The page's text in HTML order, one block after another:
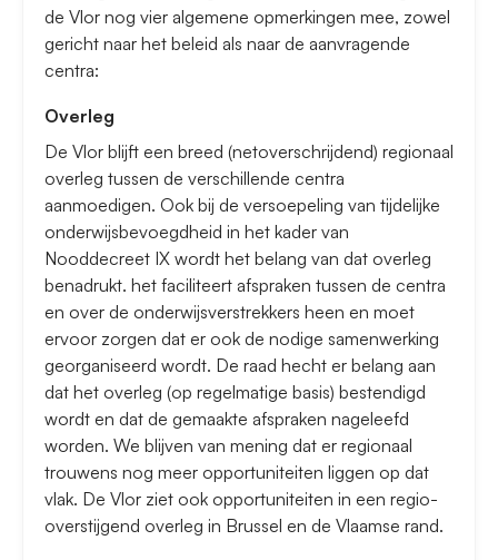
de Vlor nog vier algemene opmerkingen mee, zowel
gericht naar het beleid als naar de aanvragende
centra:
Overleg
De Vlor blijft een breed (netoverschrijdend) regionaal
overleg tussen de verschillende centra
aanmoedigen. Ook bij de versoepeling van tijdelijke
onderwijsbevoegdheid in het kader van
Nooddecreet IX wordt het belang van dat overleg
benadrukt. het faciliteert afspraken tussen de centra
en over de onderwijsverstrekkers heen en moet
ervoor zorgen dat er ook de nodige samenwerking
georganiseerd wordt. De raad hecht er belang aan
dat het overleg (op regelmatige basis) bestendigd
wordt en dat de gemaakte afspraken nageleefd
worden. We blijven van mening dat er regionaal
trouwens nog meer opportuniteiten liggen op dat
vlak. De Vlor ziet ook opportuniteiten in een regio-
overstijgend overleg in Brussel en de Vlaamse rand.